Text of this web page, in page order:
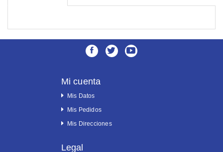
Mi cuenta
Mis Datos
Mis Pedidos
Mis Direcciones
Legal